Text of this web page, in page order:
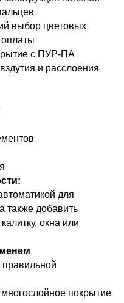
выбор цветовых
с ПУР-ПА
и расслоения
для
также добавить
окна или
покрытие
ворота M-
с рисунком M-гофр